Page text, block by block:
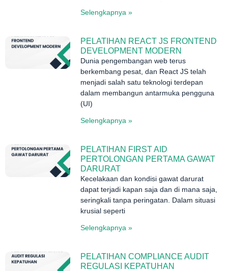
Selengkapnya »
PELATIHAN REACT JS FRONTEND
DEVELOPMENT MODERN
Dunia pengembangan web terus
berkembang pesat, dan React JS telah
menjadi salah satu teknologi terdepan
dalam membangun antarmuka pengguna
(UI)
Selengkapnya »
PELATIHAN FIRST AID
PERTOLONGAN PERTAMA GAWAT
DARURAT
Kecelakaan dan kondisi gawat darurat
dapat terjadi kapan saja dan di mana saja,
seringkali tanpa peringatan. Dalam situasi
krusial seperti
Selengkapnya »
PELATIHAN COMPLIANCE AUDIT
REGULASI KEPATUHAN